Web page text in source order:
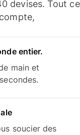
devises. Tout ce
entier.
main et
soucier des